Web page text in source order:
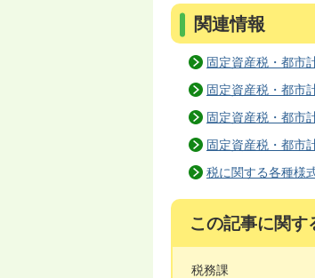
関連情報
固定資産税・都市
固定資産税・都市
固定資産税・都市
固定資産税・都市
税に関する各種様
この記事に関す
税務課